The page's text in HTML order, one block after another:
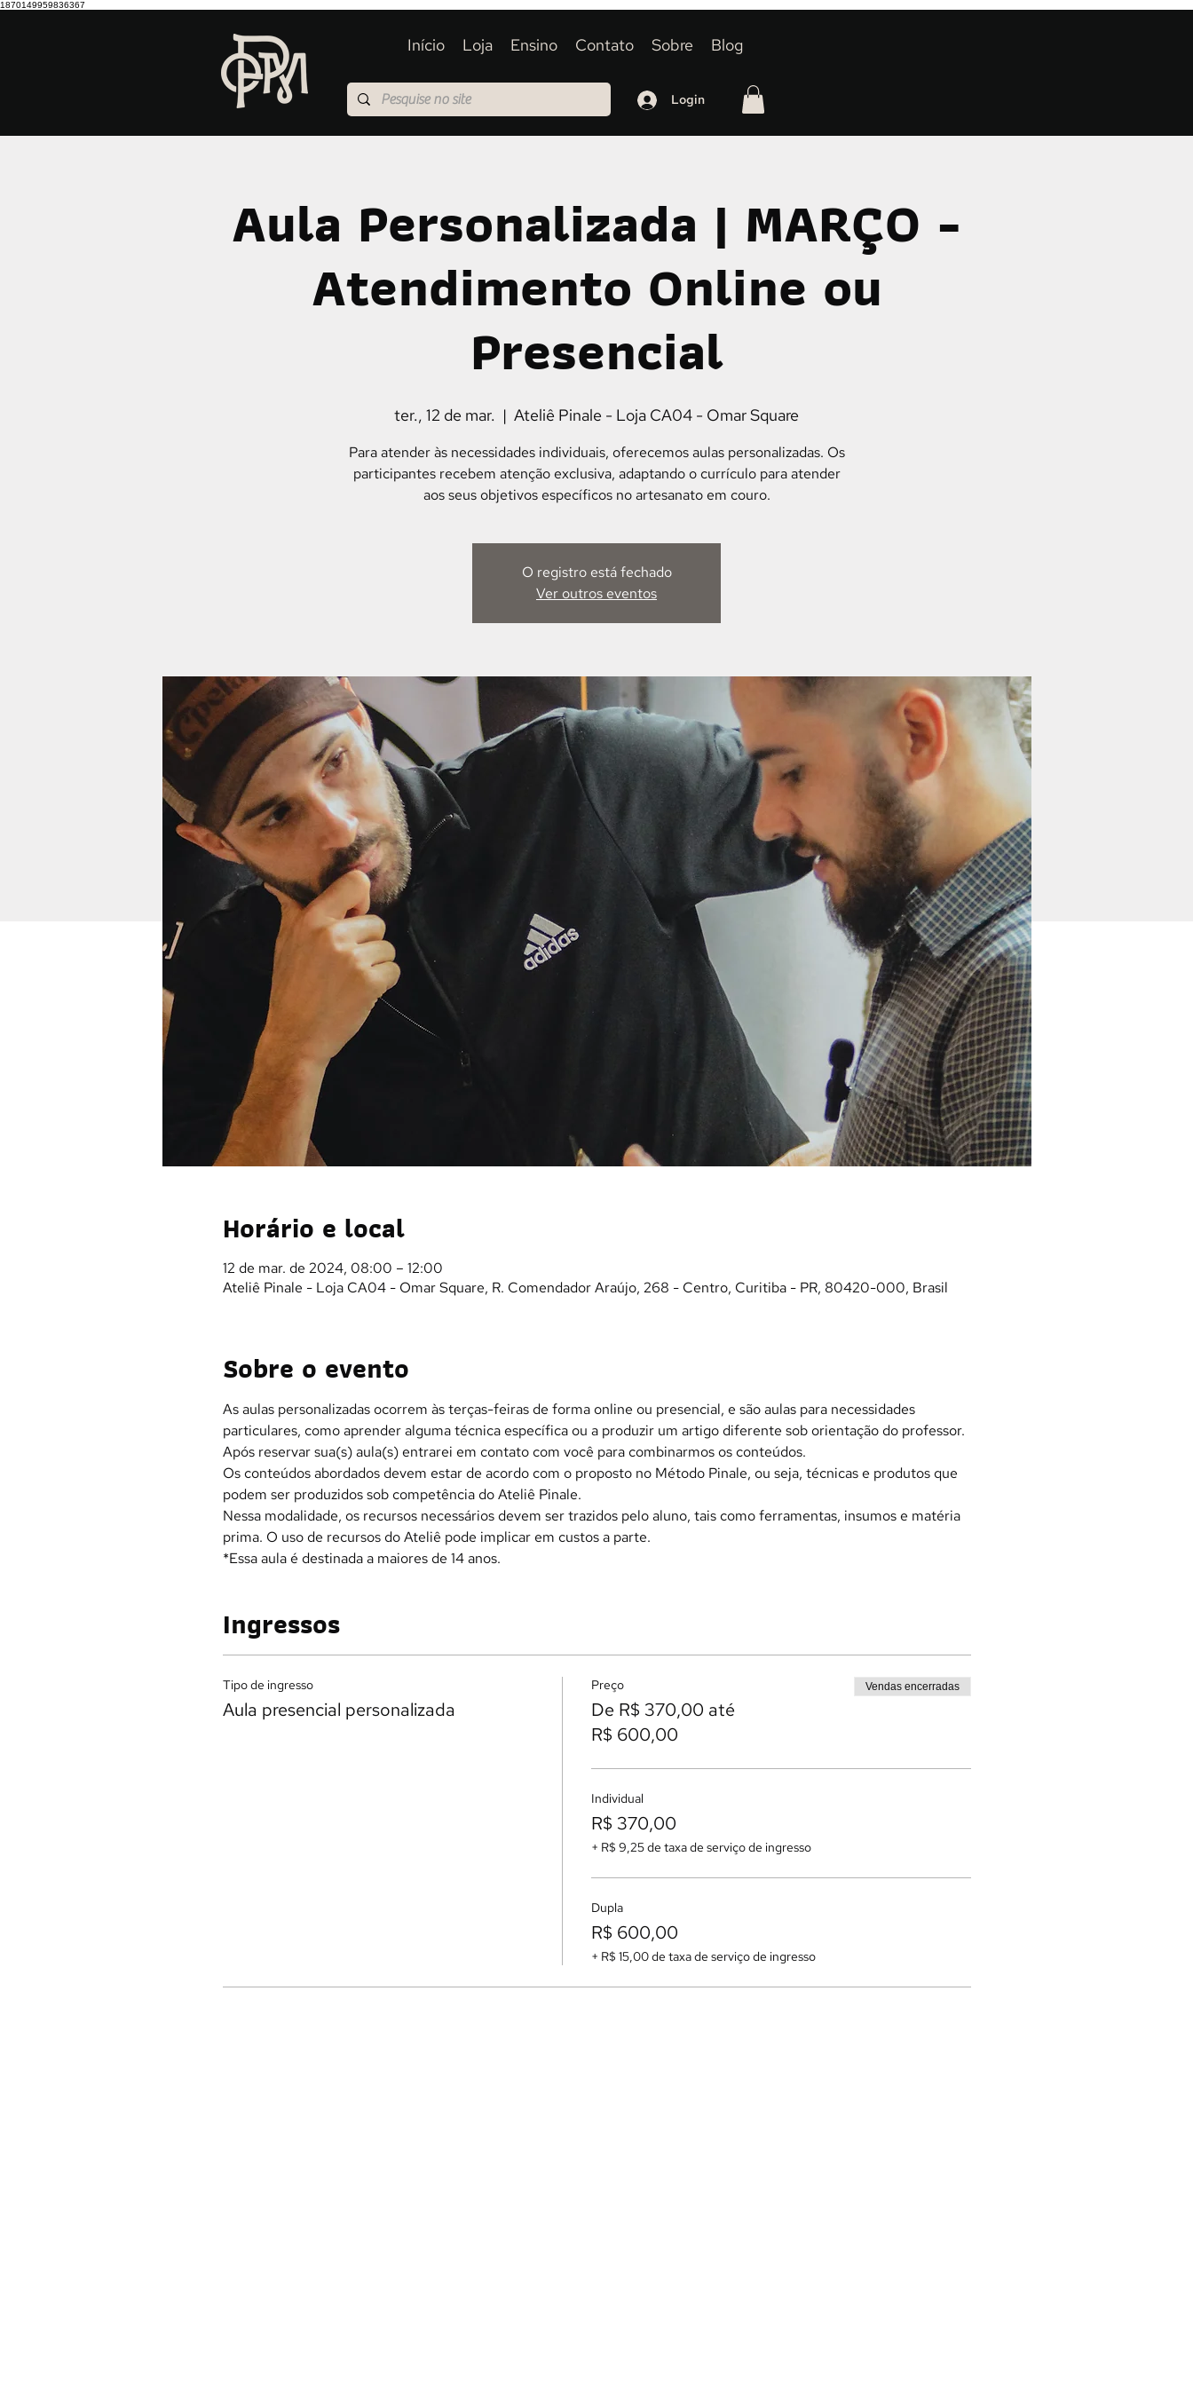
1870149959836367
Início Loja Ensino Contato Sobre Blog
Login
Aula Personalizada | MARÇO -
Atendimento Online ou
Presencial
ter., 12 de mar.
  |
Ateliê Pinale - Loja CA04 - Omar Square
Para atender às necessidades individuais, oferecemos aulas personalizadas. Os
participantes recebem atenção exclusiva, adaptando o currículo para atender
aos seus objetivos específicos no artesanato em couro.
O registro está fechado
Ver outros eventos
Horário e local
12 de mar. de 2024, 08:00 – 12:00
Ateliê Pinale - Loja CA04 - Omar Square, R. Comendador Araújo, 268 - Centro, Curitiba - PR, 80420-000, Brasil
Sobre o evento
As aulas personalizadas ocorrem às terças-feiras de forma online ou presencial, e são aulas para necessidades
particulares, como aprender alguma técnica específica ou a produzir um artigo diferente sob orientação do professor.
Após reservar sua(s) aula(s) entrarei em contato com você para combinarmos os conteúdos.
Os conteúdos abordados devem estar de acordo com o proposto no Método Pinale, ou seja, técnicas e produtos que
podem ser produzidos sob competência do Ateliê Pinale.
Nessa modalidade, os recursos necessários devem ser trazidos pelo aluno, tais como ferramentas, insumos e matéria
prima. O uso de recursos do Ateliê pode implicar em custos a parte.
*Essa aula é destinada a maiores de 14 anos.
Ingressos
Tipo de ingresso
Aula presencial personalizada
Preço
De R$ 370,00 até
R$ 600,00
Vendas encerradas
Individual
R$ 370,00
+ R$ 9,25 de taxa de serviço de ingresso
Dupla
R$ 600,00
+ R$ 15,00 de taxa de serviço de ingresso